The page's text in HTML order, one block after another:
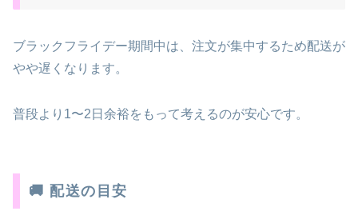
ブラックフライデー期間中は、注文が集中するため配送が
やや遅くなります。
普段より1〜2日余裕をもって考えるのが安心です。
🚚 配送の目安